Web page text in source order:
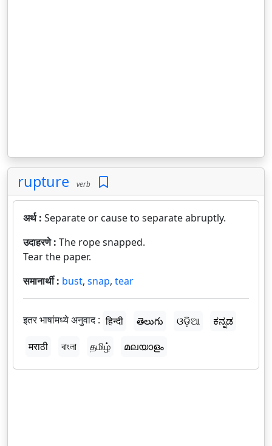
rupture verb
अर्थ : Separate or cause to separate abruptly.
उदाहरणे : The rope snapped.
Tear the paper.
समानार्थी : bust, snap, tear
इतर भाषांमध्ये अनुवाद : हिन्दी తెలుగు ଓଡ଼ିଆ
ಕನ್ನಡ
मराठी
বাংলা தமிழ் മലയാളം